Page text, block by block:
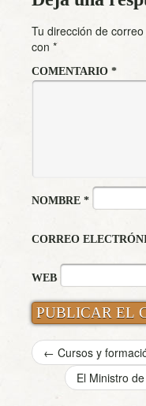
Tu dirección de
con *
COMENTARIO *
NOMBRE *
CORREO
WEB
← Cursos y
El Ministro